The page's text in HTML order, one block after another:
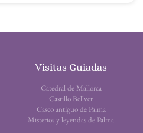
Visitas Guiadas
Catedral de Mallorca
Castillo Bellver
Casco antiguo de Palma
Misterios y leyendas de Palma